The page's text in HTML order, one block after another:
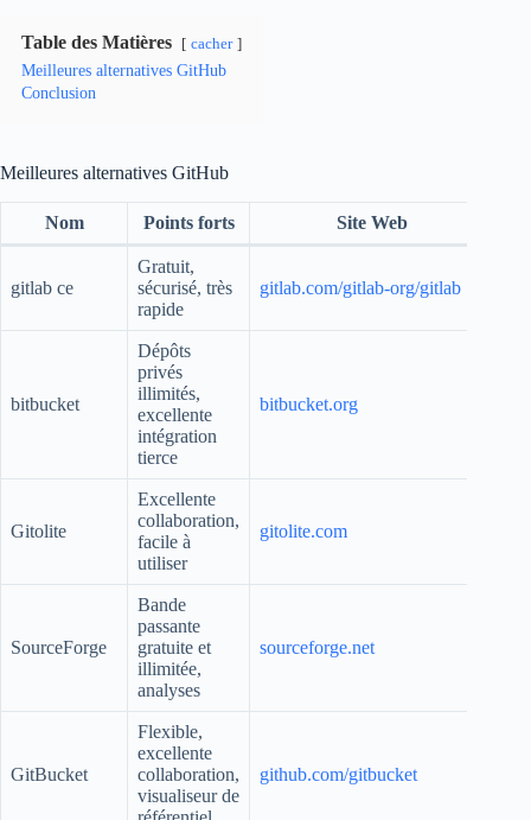
Table des Matières cacher
Meilleures alternatives GitHub
Conclusion
Meilleures alternatives GitHub
Nom Points forts Site Web
gitlab ce
Gratuit,
sécurisé, très
rapide
gitlab.com/gitlab-org/gitlab
bitbucket
Dépôts
privés
illimités,
excellente
intégration
tierce
bitbucket.org
Gitolite
Excellente
collaboration,
facile à
utiliser
gitolite.com
SourceForge
Bande
passante
gratuite et
illimitée,
analyses
sourceforge.net
GitBucket
Flexible,
excellente
collaboration,
visualiseur de
github.com/gitbucket